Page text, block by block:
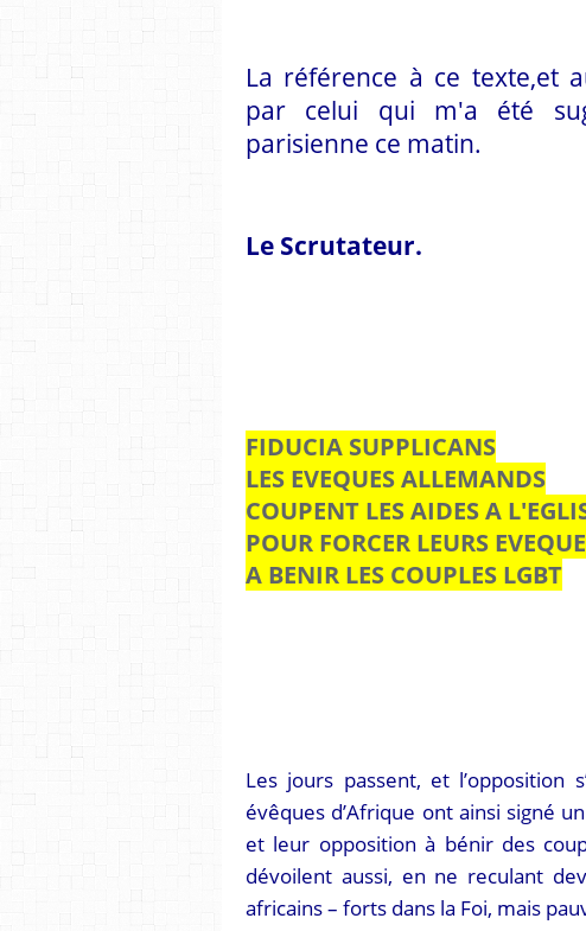
La référence à ce texte,et
par celui qui m'a été
parisienne ce matin.
Le Scrutateur.
FIDUCIA SUPPLICANS
LES EVEQUES ALLEMANDS
COUPENT LES AIDES A
POUR FORCER LEURS
A BENIR LES COUPLES LGBT
Les jours passent, et l’opposition
évêques d’Afrique ont ainsi signé
et leur opposition à bénir des
dévoilent aussi, en ne reculant
africains – forts dans la Foi, mais